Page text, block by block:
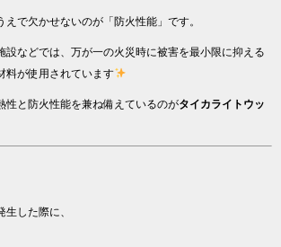
で欠かせないのが「防火性能」です。
設などでは、万が一の火災時に被害を最小限に抑える
料が使用されています
性と防火性能を兼ね備えているのがタイカライトウッ
した際に、